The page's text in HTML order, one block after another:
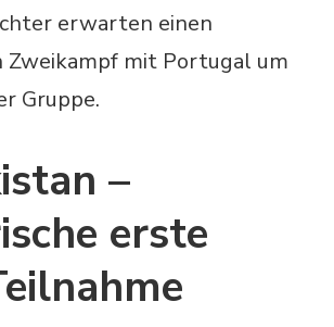
erwarten einen
Zweikampf mit Portugal um
Gruppe.
–
erste